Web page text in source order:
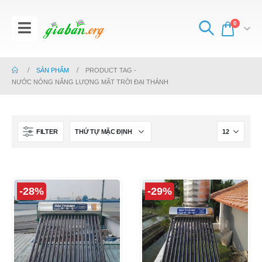
0
SẢN PHẨM
PRODUCT TAG -
NƯỚC NÓNG NĂNG LƯỢNG MẶT TRỜI ĐẠI THÀNH
FILTER
-28% -29%